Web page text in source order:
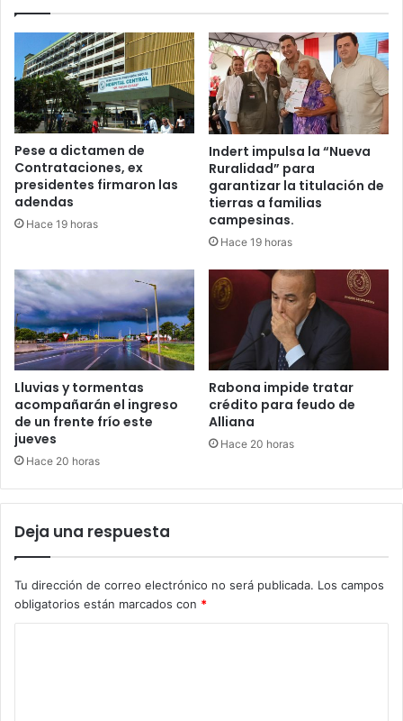
Pese a dictamen de
Contrataciones, ex
presidentes firmaron las
adendas
Hace 19 horas
Indert impulsa la “Nueva
Ruralidad” para
garantizar la titulación de
tierras a familias
campesinas.
Hace 19 horas
Lluvias y tormentas
acompañarán el ingreso
de un frente frío este
jueves
Hace 20 horas
Rabona impide tratar
crédito para feudo de
Alliana
Hace 20 horas
Deja una respuesta
Tu dirección de correo electrónico no será publicada. Los campos
obligatorios están marcados con *